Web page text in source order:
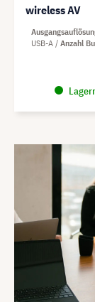
wireless AV
USB-A
Anzahl